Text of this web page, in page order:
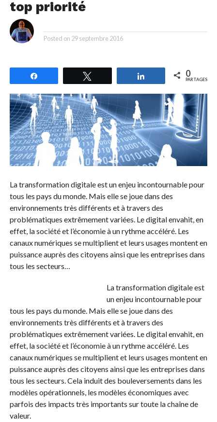
top priorité
Posted on 29 septembre 2016
Partagez 0
PARTAGES
La transformation digitale est un enjeu incontournable pour
tous les pays du monde. Mais elle se joue dans des
environnements très différents et à travers des
problématiques extrêmement variées. Le digital envahit, en
effet, la société et l’économie à un rythme accéléré. Les
canaux numériques se multiplient et leurs usages montent en
puissance auprès des citoyens ainsi que les entreprises dans
tous les secteurs…
La transformation digitale est
un enjeu incontournable pour
tous les pays du monde. Mais elle se joue dans des
environnements très différents et à travers des
problématiques extrêmement variées. Le digital envahit, en
effet, la société et l’économie à un rythme accéléré. Les
canaux numériques se multiplient et leurs usages montent en
puissance auprès des citoyens ainsi que les entreprises dans
tous les secteurs. Cela induit des bouleversements dans les
modèles opérationnels, les modèles économiques avec
parfois des impacts très importants sur toute la chaîne de
valeur.